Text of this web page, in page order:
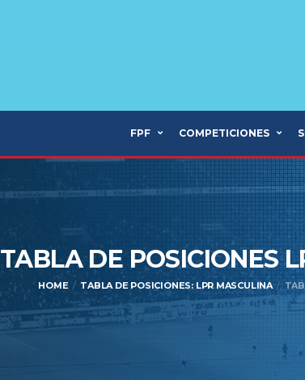
FPF COMPETICIONES
TABLA DE POSICIONES
HOME TABLA DE POSICIONES: LPR MASCULINA